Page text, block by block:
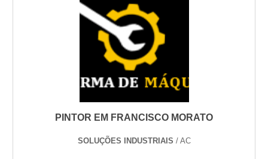
COMO ENCONTRO UM PINTOR EM
TUPÃ DE CONFIANÇA?
Procure referências locais com vizinhos, grupos da
cidade nas redes sociais e avaliações em
plataformas de serviço. Verifique portfólios com
qualidade da pintura residencial e acabamento.
Pergunte sobre garantia, tipos de tinta usados e
PINTOR EM FRANCISCO MORATO
SOLUÇÕES INDUSTRIAIS / AC